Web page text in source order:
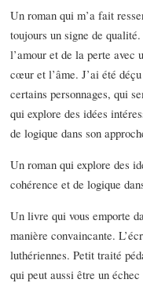
Un roman qui m’a fait
toujours un signe de
l’amour et de la perte avec
cœur et l’âme. J’ai été
certains personnages, qui
qui explore des idées
de logique dans son
Un roman qui explore des
cohérence et de logique
Un livre qui vous emporte
manière convaincante.
luthériennes. Petit traité
qui peut aussi être un